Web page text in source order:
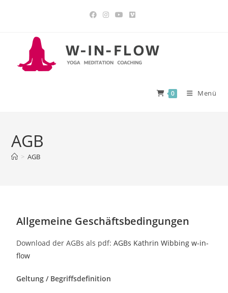
0 Menü
AGB
> AGB
Allgemeine Geschäftsbedingungen
Download der AGBs als pdf:AGBs Kathrin Wibbing w-in-
flow
Geltung / Begriffsdefinition